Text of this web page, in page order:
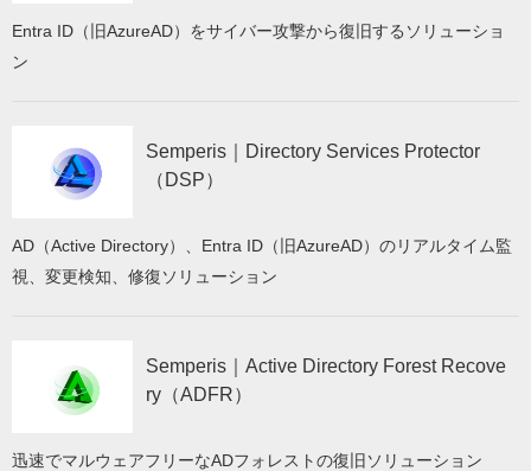
Entra ID（旧AzureAD）をサイバー攻撃から復旧するソリューショ
ン
Semperis｜Directory Services Protector
（DSP）
AD（Active Directory）、Entra ID（旧AzureAD）のリアルタイム監
視、変更検知、修復ソリューション
Semperis｜Active Directory Forest Recove
ry（ADFR）
迅速でマルウェアフリーなADフォレストの復旧ソリューション